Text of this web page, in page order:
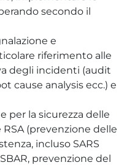
secondo il
e
riferimento alle
degli incidenti (audit
cause analysis ecc.) e
per la sicurezza delle
(prevenzione delle
incluso SARS
prevenzione del